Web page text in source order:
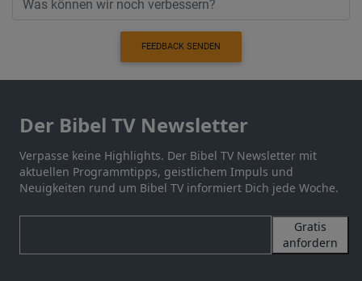
FEEDBACK SENDEN
Der Bibel TV Newsletter
Verpasse keine Highlights. Der Bibel TV Newsletter mit
aktuellen Programmtipps, geistlichem Impuls und
Neuigkeiten rund um Bibel TV informiert Dich jede Woche.
Gratis
anfordern